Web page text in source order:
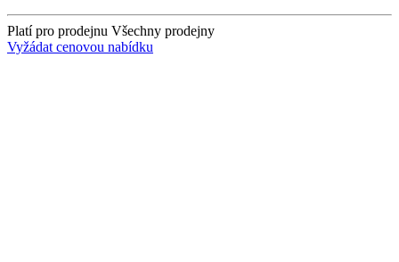
Platí pro prodejnu Všechny prodejny
Vyžádat cenovou nabídku